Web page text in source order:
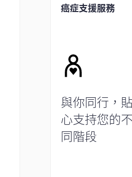
癌症支援服務
與你同行，
心支持您的
同階段